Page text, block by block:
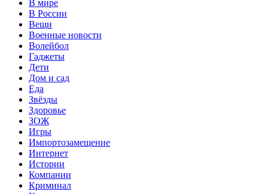
В мире
В России
Вещи
Военные новости
Волейбол
Гаджеты
Дети
Дом и сад
Еда
Звёзды
Здоровье
ЗОЖ
Игры
Импортозамещение
Интернет
Истории
Компании
Криминал